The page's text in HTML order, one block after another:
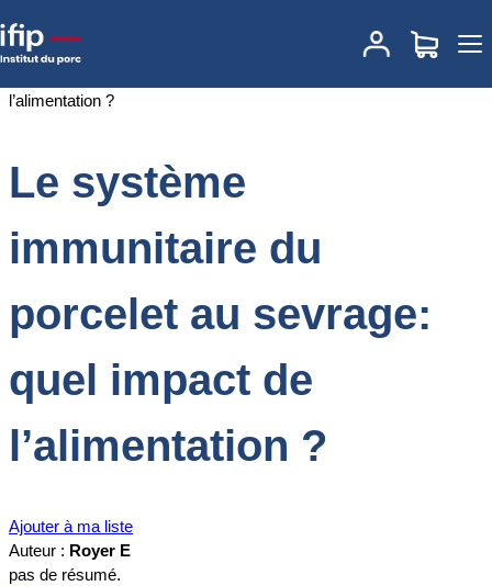
Accueil
Le système immunitaire du porcelet au
sevrage: quel impact de l’alimentation ?
Le système
immunitaire du
porcelet au sevrage:
quel impact de
l’alimentation ?
Ajouter à ma liste
Auteur : Royer E
pas de résumé.